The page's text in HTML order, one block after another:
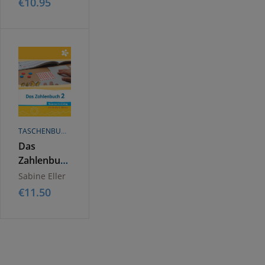
TASCHENBUCH
Das
Zahlenbuch
2.
Sommertraining,
Sabine Eller
€11.50